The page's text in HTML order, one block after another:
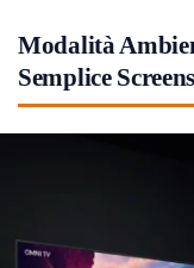
Modalità
Semplice